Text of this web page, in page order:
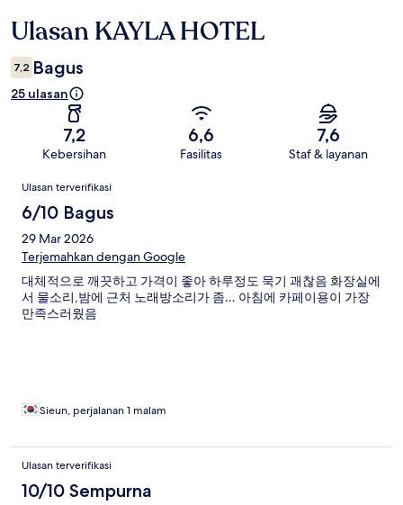
Ulasan
Ulasan KAYLA HOTEL
7,2 Bagus
25 ulasan
7,2
Kebersihan
6,6
Fasilitas
7,6
Staf & layanan
Ulasan
Ulasan terverifikasi
6/10 Bagus
29 Mar 2026
Terjemahkan dengan Google
대체적으로 깨끗하고 가격이 좋아 하루정도 묵기 괘찮음 화장실에
서 물소리,밤에 근처 노래방소리가 좀… 아침에 카페이용이 가장
만족스러웠음
Sieun, perjalanan 1 malam
Ulasan terverifikasi
10/10 Sempurna